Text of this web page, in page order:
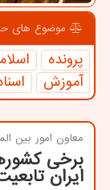
موضوع های
پرونده
آموزش
معاون امور بین
برخی
ایران